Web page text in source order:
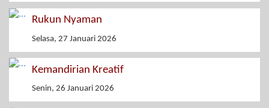
Rukun Nyaman
Selasa, 27 Januari 2026
Kemandirian Kreatif
Senin, 26 Januari 2026